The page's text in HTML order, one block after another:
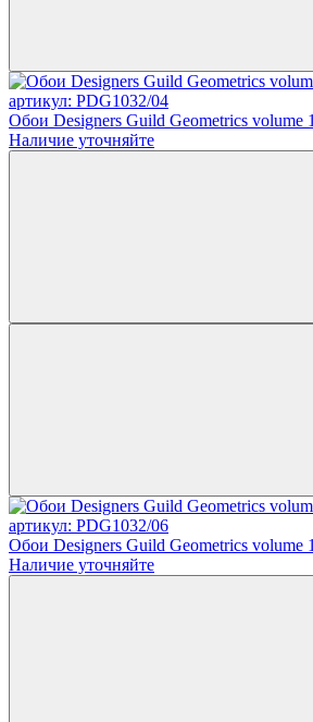
артикул: PDG1032/04
Обои Designers Guild Geometrics volume
Наличие уточняйте
артикул: PDG1032/06
Обои Designers Guild Geometrics volume
Наличие уточняйте